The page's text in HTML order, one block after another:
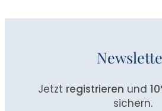
Jetzt registrieren und
sichern.